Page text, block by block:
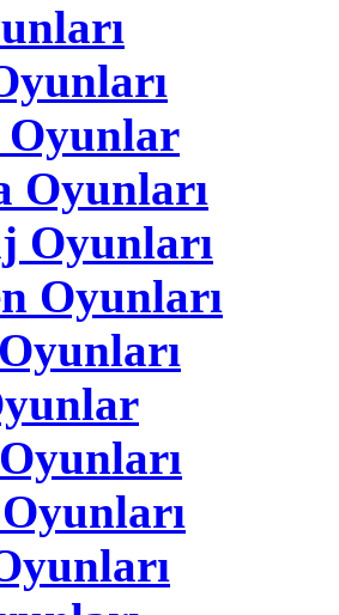
Oyunları
Oyunları
Oyunları